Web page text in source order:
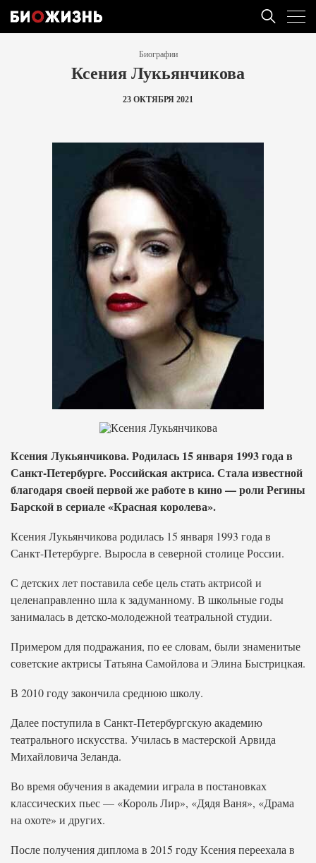
Биографии
Ксения Лукьянчикова
23 ОКТЯБРЯ 2021
Ксения Лукьянчикова. Родилась 15 января 1993 года в
Санкт-Петербурге. Российская актриса. Стала известной
благодаря своей первой же работе в кино — роли Регины
Барской в сериале «Красная королева».
Ксения Лукьянчикова родилась 15 января 1993 года в
Санкт-Петербурге. Выросла в северной столице России.
С детских лет поставила себе цель стать актрисой и
целенаправленно шла к задуманному. В школьные годы
занималась в детско-молодежной театральной студии.
Примером для подражания, по ее словам, были знаменитые
советские актрисы Татьяна Самойлова и Элина Быстрицкая.
В 2010 году закончила среднюю школу.
Далее поступила в Санкт-Петербургскую академию
театрального искусства. Училась в мастерской Арвида
Михайловича Зеланда.
Во время обучения в академии играла в постановках
классических пьес — «Король Лир», «Дядя Ваня», «Драма
на охоте» и других.
После получения диплома в 2015 году Ксения переехала в